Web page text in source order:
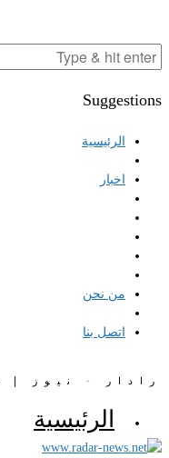
Suggestions
الرئيسية
اخبار
من نحن
اتصل بنا
رادار - نيوز | Radar-News
الرئيسية